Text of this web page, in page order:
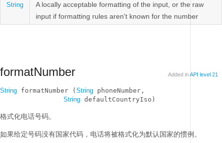
String
A locally acceptable formatting of the input, or the raw
input if formatting rules aren't known for the number
formatNumber Added inAPI level 21
String formatNumber ( String phoneNumber,
String defaultCountryIso)
格式化电话号码。
如果给定号码没有国家代码，电话将被格式化为默认国家的惯例。